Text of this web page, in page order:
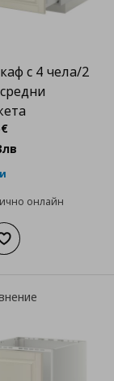
с 4 чела/2
€
лв
онлайн
στο καλάθι
Добави към